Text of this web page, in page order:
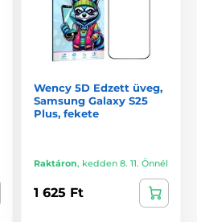
Wency 5D Edzett üveg,
Samsung Galaxy S25
Plus, fekete
Raktáron, kedden 8. 11. Önnél
1 625 Ft